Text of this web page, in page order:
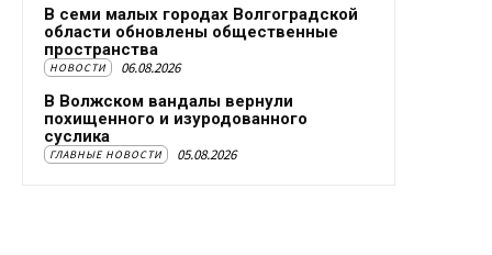
В семи малых городах Волгоградской
области обновлены общественные
пространства
НОВОСТИ 06.08.2026
В Волжском вандалы вернули
похищенного и изуродованного
суслика
ГЛАВНЫЕ НОВОСТИ 05.08.2026